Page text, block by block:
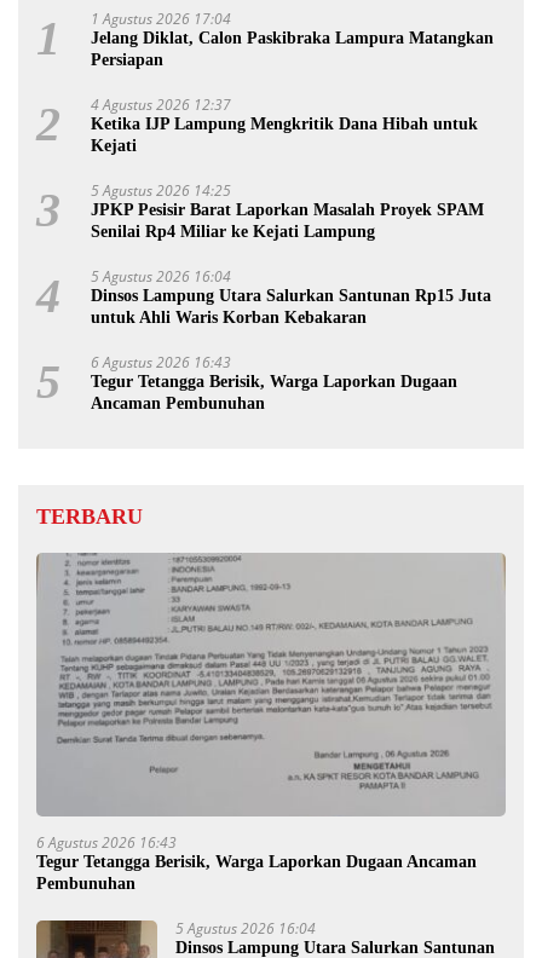
1 1 Agustus 2026 17:04
Jelang Diklat, Calon Paskibraka Lampura Matangkan
Persiapan
2 4 Agustus 2026 12:37
Ketika IJP Lampung Mengkritik Dana Hibah untuk
Kejati
3 5 Agustus 2026 14:25
JPKP Pesisir Barat Laporkan Masalah Proyek SPAM
Senilai Rp4 Miliar ke Kejati Lampung
4 5 Agustus 2026 16:04
Dinsos Lampung Utara Salurkan Santunan Rp15 Juta
untuk Ahli Waris Korban Kebakaran
5 6 Agustus 2026 16:43
Tegur Tetangga Berisik, Warga Laporkan Dugaan
Ancaman Pembunuhan
TERBARU
6 Agustus 2026 16:43
Tegur Tetangga Berisik, Warga Laporkan Dugaan Ancaman
Pembunuhan
5 Agustus 2026 16:04
Dinsos Lampung Utara Salurkan Santunan